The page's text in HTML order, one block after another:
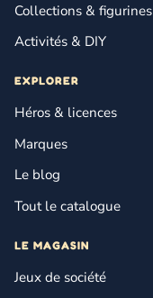
Collections & figurines
Activités & DIY
EXPLORER
Héros & licences
Marques
Le blog
Tout le catalogue
LE MAGASIN
Jeux de société